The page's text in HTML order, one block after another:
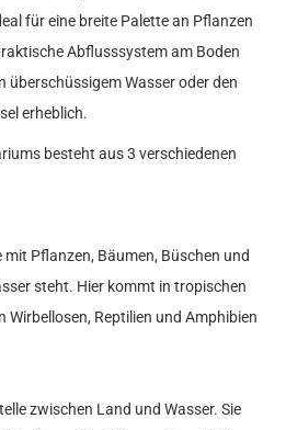
für eine breite Palette an Pflanzen
Abflusssystem am Boden
überschüssigem Wasser oder den
erheblich.
besteht aus 3 verschiedenen
mit Pflanzen, Bäumen, Büschen und
steht. Hier kommt in tropischen
Wirbellosen, Reptilien und Amphibien
zwischen Land und Wasser. Sie